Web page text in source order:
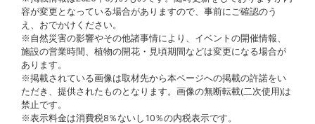
容が変更となっている場合がありますので、事前にご確認のう
え、おでかけください。
※自然災害の影響やその他諸事情により、イベントの開催情報、
施設の営業時間、植物の開花・見頃期間などは変更になる場合が
あります。
※掲載されている画像は取材先から本ページへの掲載の許諾をい
ただき、提供されたものとなります。画像の無断転載(二次使用)は
禁止です。
※表示料金は消費税8％ないし10％の内税表示です。